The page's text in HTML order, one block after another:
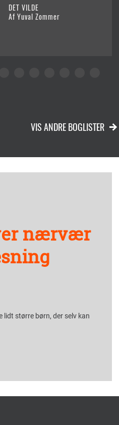
DET VILDE
Af Yuval Zommer
VIS ANDRE BOGLISTER
nærvær
større børn, der selv kan